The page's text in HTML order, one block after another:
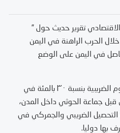
تقرير حديث حول ”
الحرب الراهنة في اليمن
في اليمن على الوضع
وأوضح التقرير أنه تم رفع الرسوم الضريبية بنسبة ٣٠ بالمئة في
قبل جماعة الحوثي داخل المدن،
التحصيل الضريبي والجمركي في
بها دوليا.